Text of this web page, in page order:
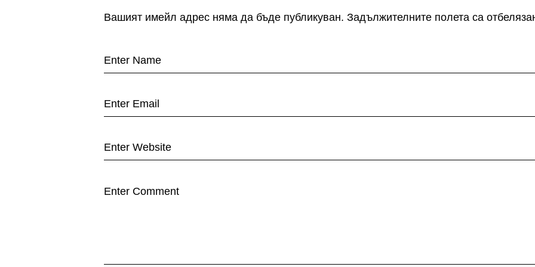
Вашият имейл адрес няма да бъде публикуван. Задължителните полета са